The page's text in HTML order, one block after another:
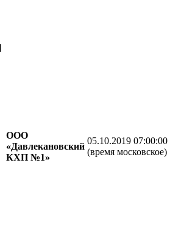
ООО
«Давлекановский
КХП №1»
05.10.2019 07:00:00
(время московское)